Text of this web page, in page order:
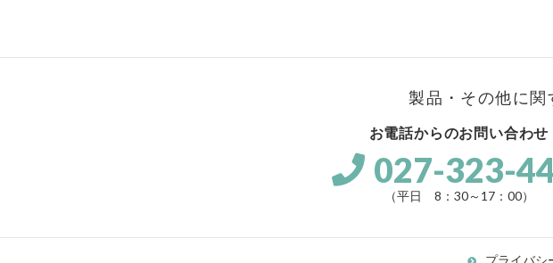
製品・その他に関
お電話からのお問い合わせ
027-323-
（平日 8：30～17：00）